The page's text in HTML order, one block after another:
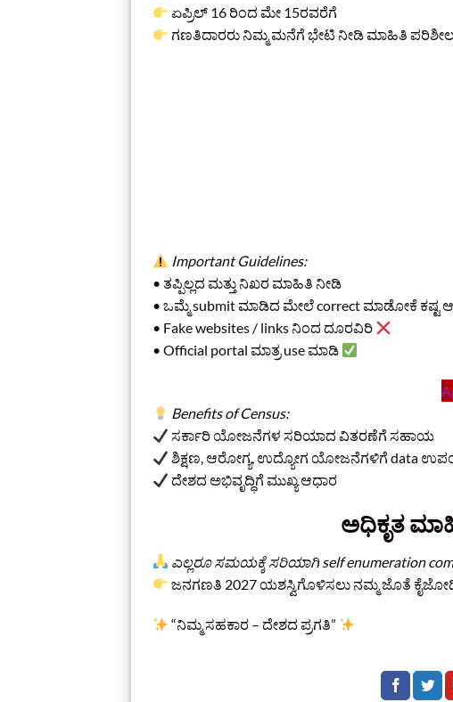
ಏಪ್ರಿಲ್‌ 16 ರಿಂದ ಮೇ 15ರವರೆಗೆ
ಗಣತಿದಾರರು ನಿಮ್ಮ ಮನೆಗೆ ಭೇಟಿ ನೀಡಿ ಮಾಹಿತಿ
Important Guidelines:
• ತಪ್ಪಿಲ್ಲದ ಮತ್ತು ನಿಖರ ಮಾಹಿತಿ ನೀಡಿ
• ಒಮ್ಮೆ submit ಮಾಡಿದ ಮೇಲೆ correct ಮಾಡೋಕೆ ಕಷ್ಟ
• Fake websites / links ನಿಂದ ದೂರವಿರಿ
• Official portal ಮಾತ್ರ use ಮಾಡಿ
Benefits of Census:
ಸರ್ಕಾರಿ ಯೋಜನೆಗಳ ಸರಿಯಾದ ವಿತರಣೆಗೆ ಸಹಾಯ
ಶಿಕ್ಷಣ, ಆರೋಗ್ಯ, ಉದ್ಯೋಗ ಯೋಜನೆಗಳಿಗೆ data
ದೇಶದ ಅಭಿವೃದ್ಧಿಗೆ ಮುಖ್ಯ ಆಧಾರ
ಅಧಿಕೃತ
ಎಲ್ಲರೂ ಸಮಯಕ್ಕೆ ಸರಿಯಾಗಿ self enumeration
ಜನಗಣತಿ 2027 ಯಶಸ್ವಿಗೊಳಿಸಲು ನಮ್ಮ ಜೊತೆ
“ನಿಮ್ಮ ಸಹಕಾರ – ದೇಶದ ಪ್ರಗತಿ”